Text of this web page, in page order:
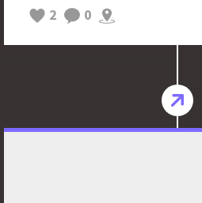
2
0